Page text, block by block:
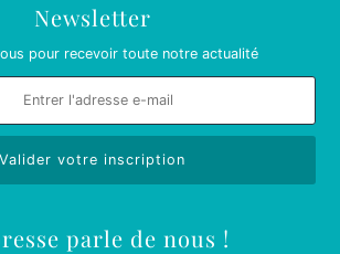
Newsletter
pour recevoir toute notre actualité
parle de nous !